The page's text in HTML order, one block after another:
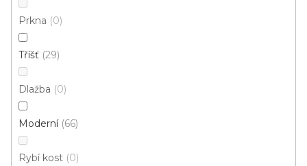
Prkna 0
Tříšť 29
Dlažba 0
Moderní 66
Rybí kost 0
PVC podlaha Luppiter 14003
359 Kč / m2
417 Kč